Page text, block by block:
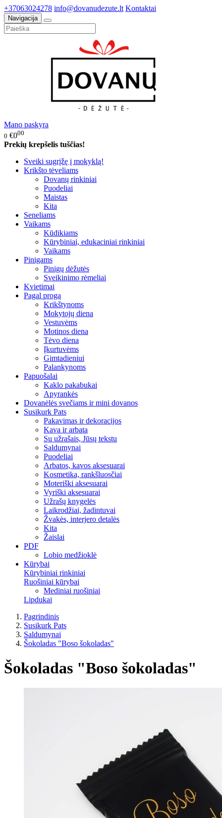
+37063024278 info@dovanudezute.lt Kontaktai
Navigacija
Mano paskyra
0 €000
Prekių krepšelis tuščias!
Sveiki sugrįžę į mokyklą!
Krikšto tėveliams
Dovanų rinkiniai
Puodeliai
Maistas
Kita
Seneliams
Vaikams
Kūdikiams
Kūrybiniai, edukaciniai rinkiniai
Vaikams
Pinigams
Pinigų dėžutės
Sveikinimo rėmeliai
Kvietimai
Pagal progą
Krikštynoms
Mokytojų diena
Vestuvėms
Motinos diena
Tėvo diena
Įkurtuvėms
Gimtadieniui
Palankynoms
Papuošalai
Kaklo pakabukai
Apyrankės
Dovanėlės svečiams ir mini dovanos
Susikurk Pats
Pakavimas ir dekoracijos
Kava ir arbata
Su užrašais, Jūsų tekstu
Saldumynai
Puodeliai
Arbatos, kavos aksesuarai
Kosmetika, rankšluosčiai
Moteriški aksesuarai
Vyriški aksesuarai
Užrašų knygelės
Laikrodžiai, žadintuvai
Žvakės, interjero detalės
Kita
Žaislai
PDF
Lobio medžioklė
Kūrybai
Kūrybiniai rinkiniai
Ruošiniai kūrybai
Mediniai ruošiniai
Lipdukai
Pagrindinis
Susikurk Pats
Saldumynai
Šokoladas "Boso šokoladas"
Šokoladas "Boso šokoladas"